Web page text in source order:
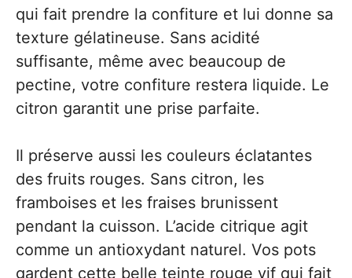
qui fait prendre la confiture et lui donne sa
texture gélatineuse. Sans acidité
suffisante, même avec beaucoup de
pectine, votre confiture restera liquide. Le
citron garantit une prise parfaite.
Il préserve aussi les couleurs éclatantes
des fruits rouges. Sans citron, les
framboises et les fraises brunissent
pendant la cuisson. L’acide citrique agit
comme un antioxydant naturel. Vos pots
gardent cette belle teinte rouge vif qui fait